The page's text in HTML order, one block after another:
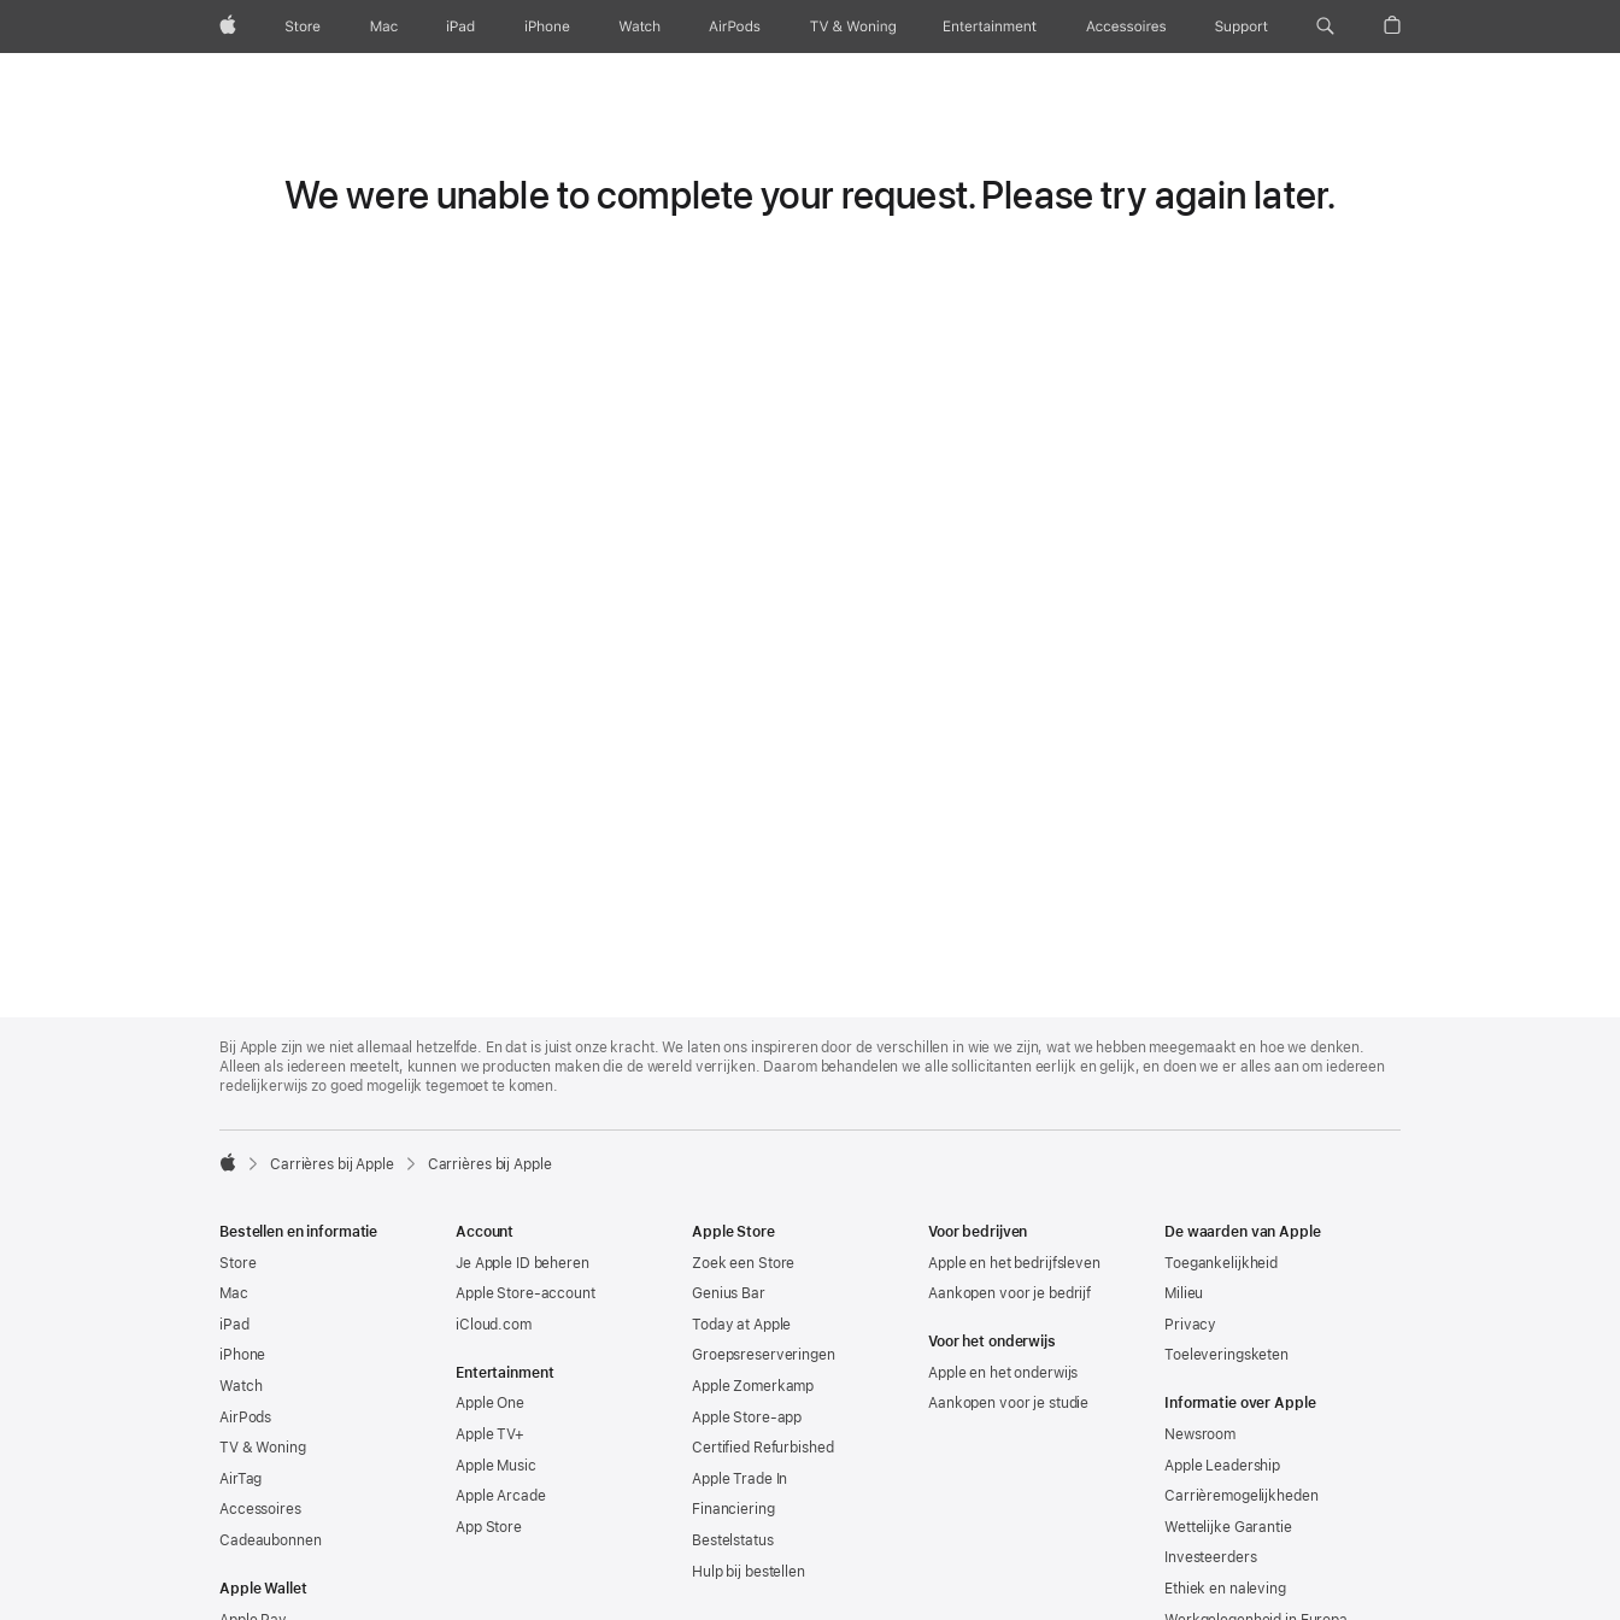
AppleStore Mac iPad iPhone Watch AirPods TV & Woning Entertainment Accessoires Support
We were unable to complete your request. Please try again later.
Footer
Bij Apple zijn we niet allemaal hetzelfde. En dat is juist onze kracht. We laten ons inspireren door de verschillen in wie we zijn, wat we hebben meegemaakt en hoe we denken.
Alleen als iedereen meetelt, kunnen we producten maken die de wereld verrijken. Daarom behandelen we alle sollicitanten eerlijk en gelijk, en doen we er alles aan om iedereen
redelijkerwijs zo goed mogelijk tegemoet te komen.

Carrières bij Apple Carrières bij Apple
Bestellen en informatie
Store
Mac
iPad
iPhone
Watch
AirPods
TV & Woning
AirTag
Accessoires
Cadeaubonnen
Apple Wallet
Account
Je Apple ID beheren
Apple Store-account
iCloud.com
Entertainment
Apple One
Apple TV+
Apple Music
Apple Arcade
App Store
Apple Store
Zoek een Store
Genius Bar
Today at Apple
Groepsreserveringen
Apple Zomerkamp
Apple Store-app
Certified Refurbished
Apple Trade In
Financiering
Bestelstatus
Hulp bij bestellen
Voor bedrijven
Apple en het bedrijfsleven
Aankopen voor je bedrijf
Voor het onderwijs
Apple en het onderwijs
Aankopen voor je studie
De waarden van Apple
Toegankelijkheid
Milieu
Privacy
Toeleveringsketen
Informatie over Apple
Newsroom
Apple Leadership
Carrièremogelijkheden
Wettelijke Garantie
Investeerders
Ethiek en naleving